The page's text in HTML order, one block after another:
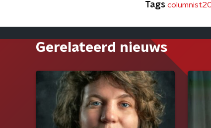
Tags
Gerelateerd nieuws